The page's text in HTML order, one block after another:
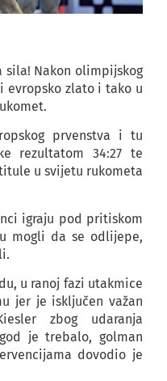
sila! Nakon olimpijskog
evropsko zlato i tako u
prvenstva i tu
rezultatom 34:27 te
u svijetu rukometa
igraju pod pritiskom
mogli da se odlijepe,
u ranoj fazi utakmice
jer je isključen važan
zbog udaranja
je trebalo, golman
dovodio je